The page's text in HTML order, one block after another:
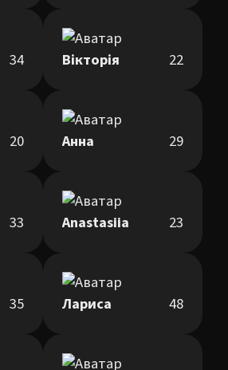
34 Вікторія 22
20 Анна 29
33 Anastasiia 23
35 Лариса 48